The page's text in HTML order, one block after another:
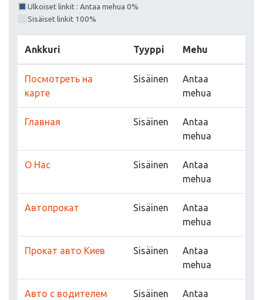
Ulkoiset linkit : Antaa mehua 0%
Sisäiset linkit 100%
Ankkuri Tyyppi Mehu
Посмотреть на
карте
Sisäinen
Antaa
mehua
Главная Sisäinen
Antaa
mehua
О Нас Sisäinen
Antaa
mehua
Автопрокат Sisäinen
Antaa
mehua
Прокат авто Киев Sisäinen
Antaa
mehua
Авто с водителем Sisäinen
Antaa